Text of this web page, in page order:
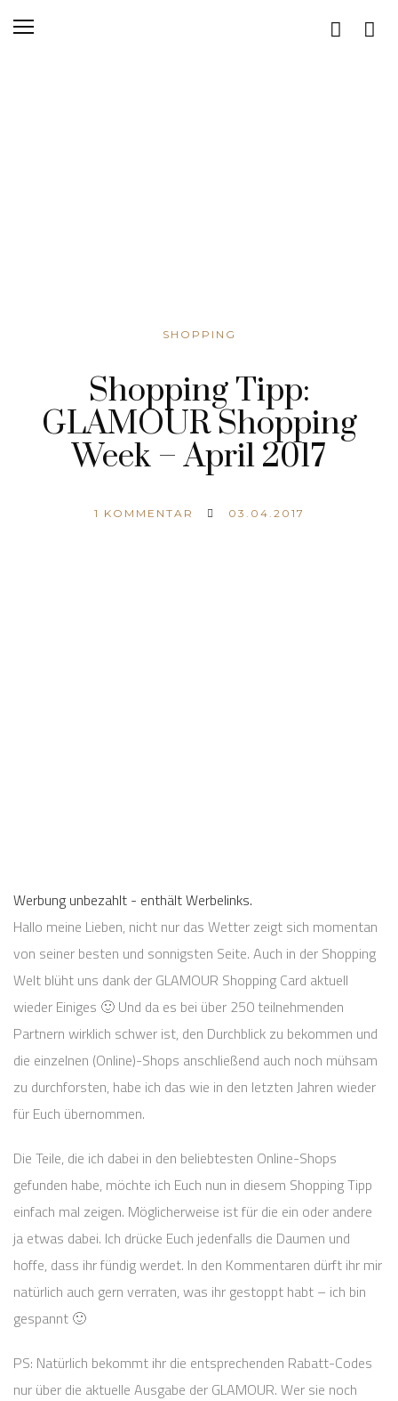
SHOPPING
Shopping Tipp:
GLAMOUR Shopping
Week – April 2017
1 KOMMENTAR 03.04.2017
Werbung unbezahlt - enthält Werbelinks.
Hallo meine Lieben, nicht nur das Wetter zeigt sich momentan
von seiner besten und sonnigsten Seite. Auch in der Shopping
Welt blüht uns dank der GLAMOUR Shopping Card aktuell
wieder Einiges 🙂 Und da es bei über 250 teilnehmenden
Partnern wirklich schwer ist, den Durchblick zu bekommen und
die einzelnen (Online)-Shops anschließend auch noch mühsam
zu durchforsten, habe ich das wie in den letzten Jahren wieder
für Euch übernommen.
Die Teile, die ich dabei in den beliebtesten Online-Shops
gefunden habe, möchte ich Euch nun in diesem Shopping Tipp
einfach mal zeigen. Möglicherweise ist für die ein oder andere
ja etwas dabei. Ich drücke Euch jedenfalls die Daumen und
hoffe, dass ihr fündig werdet. In den Kommentaren dürft ihr mir
natürlich auch gern verraten, was ihr gestoppt habt – ich bin
gespannt 🙂
PS: Natürlich bekommt ihr die entsprechenden Rabatt-Codes
nur über die aktuelle Ausgabe der GLAMOUR. Wer sie noch